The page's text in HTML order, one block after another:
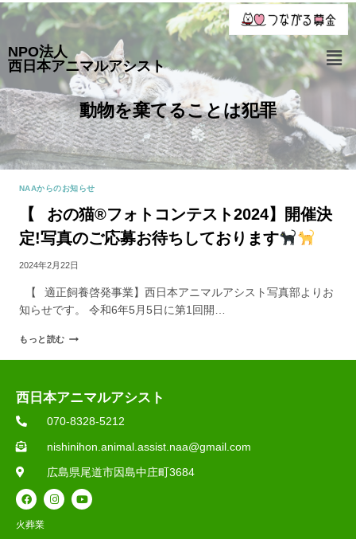
NPO法人
西日本アニマルアシスト
動物を棄てることは犯罪
NAAからのお知らせ
【⠀おの猫®フォトコンテスト2024】開催決
定!写真のご応募お待ちしております
2024年2月22日
【⠀適正飼養啓発事業】西日本アニマルアシスト写真部よりお
知らせです。 令和6年5月5日に第1回開…
もっと読む
西日本アニマルアシスト
070-8328-5212
nishinihon.animal.assist.naa@gmail.com
広島県尾道市因島中庄町3684
火葬業